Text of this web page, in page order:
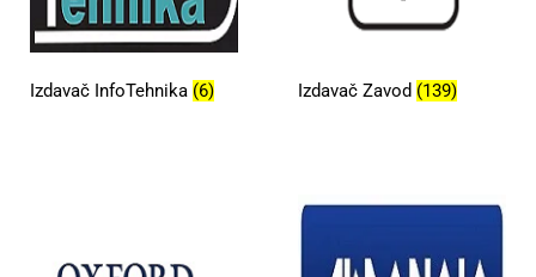
Izdavač InfoTehnika (6) Izdavač Zavod (139)